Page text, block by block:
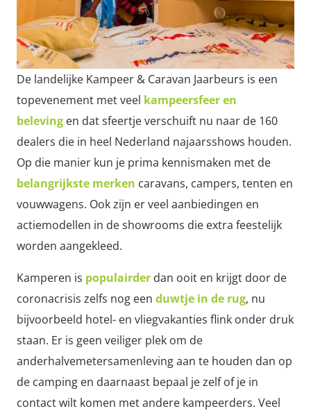
De landelijke Kampeer & Caravan Jaarbeurs is een
topevenement met veel kampeersfeer en
beleving en dat sfeertje verschuift nu naar de 160
dealers die in heel Nederland najaarsshows houden.
Op die manier kun je prima kennismaken met de
belangrijkste merken caravans, campers, tenten en
vouwwagens. Ook zijn er veel aanbiedingen en
actiemodellen in de showrooms die extra feestelijk
worden aangekleed.
Kamperen is populairder dan ooit en krijgt door de
coronacrisis zelfs nog een duwtje in de rug, nu
bijvoorbeeld hotel- en vliegvakanties flink onder druk
staan. Er is geen veiliger plek om de
anderhalvemetersamenleving aan te houden dan op
de camping en daarnaast bepaal je zelf of je in
contact wilt komen met andere kampeerders. Veel